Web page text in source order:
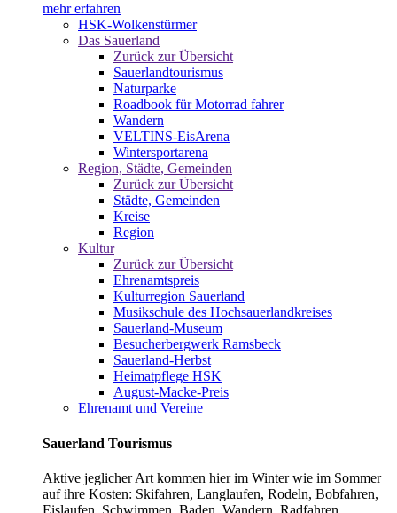
mehr erfahren
HSK-Wolkenstürmer
Das Sauerland
Zurück zur Übersicht
Sauerlandtourismus
Naturparke
Roadbook für Motorrad fahrer
Wandern
VELTINS-EisArena
Wintersportarena
Region, Städte, Gemeinden
Zurück zur Übersicht
Städte, Gemeinden
Kreise
Region
Kultur
Zurück zur Übersicht
Ehrenamtspreis
Kulturregion Sauerland
Musikschule des Hochsauerlandkreises
Sauerland-Museum
Besucherbergwerk Ramsbeck
Sauerland-Herbst
Heimatpflege HSK
August-Macke-Preis
Ehrenamt und Vereine
Sauerland Tourismus
Aktive jeglicher Art kommen hier im Winter wie im Sommer
auf ihre Kosten: Skifahren, Langlaufen, Rodeln, Bobfahren,
Eislaufen, Schwimmen, Baden, Wandern, Radfahren,